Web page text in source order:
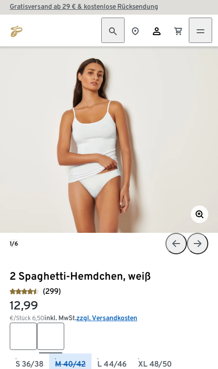
Gratisversand ab 29 € & kostenlose Rücksendung
2 Spaghetti-Hemdchen, weiß
(299)
12,99
€/Stück 6,50inkl. MwSt.zzgl. Versandkosten
S 36/38 M 40/42 L 44/46 XL 48/50
1/6